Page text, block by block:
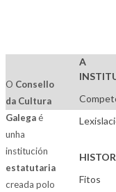
O Consello
da Cultura
Galegaé
unha
institución
estatutaria
creada polo
A
Fitos